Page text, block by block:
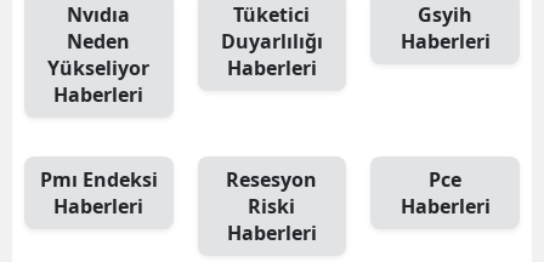
Nvıdıa
Neden
Yükseliyor
Haberleri
Tüketici
Duyarlılığı
Haberleri
Gsyih
Haberleri
Pmı Endeksi
Haberleri
Resesyon
Riski
Haberleri
Pce
Haberleri